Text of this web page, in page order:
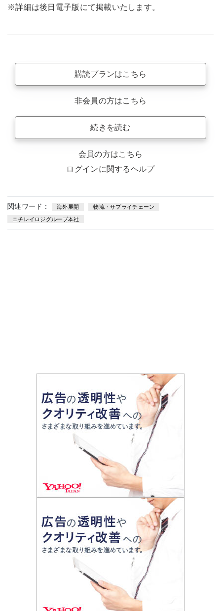
※詳細は後日電子版にて掲載いたします。
購読プランはこちら
非会員の方はこちら
続きを読む
会員の方はこちら
ログインに関するヘルプ
関連ワード： 海外展開 物流・サプライチェーン
ニチレイロジグループ本社